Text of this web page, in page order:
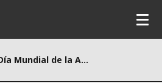
Día Mundial de la Asistencia Humanitaria: Veolia y su Fundación revisan sus acciones para ayudar a las personas más desfavorecidas durante la crisis sanitaria debido a la Covid-19